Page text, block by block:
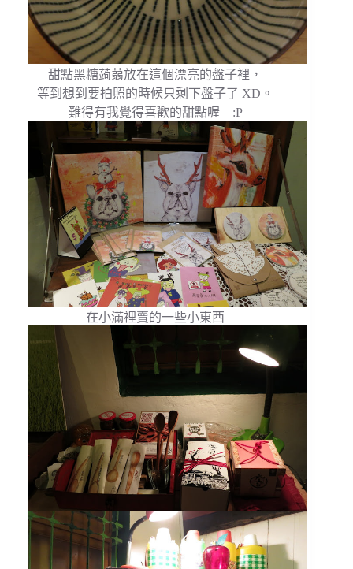
甜點黑糖蒟蒻放在這個漂亮的盤子裡，
等到想到要拍照的時候只剩下盤子了 XD。
難得有我覺得喜歡的甜點喔 :P
在小滿裡賣的一些小東西